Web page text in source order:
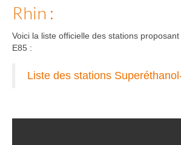
Rhin :
Voici la liste officielle des stations
E85 :
Liste des stations